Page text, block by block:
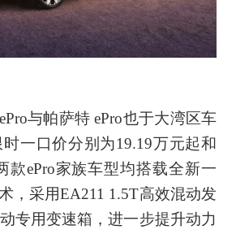
与帕萨特 ePro也于大湾区车
一口价分别为19.19万元起和
款ePro家族车型均搭载全新一
，采用EA211 1.5T高效混动发
专用变速箱，进一步提升动力